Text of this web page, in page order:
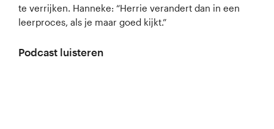
te verrijken. Hanneke: “Herrie verandert dan in een
leerproces, als je maar goed kijkt.”
Podcast luisteren